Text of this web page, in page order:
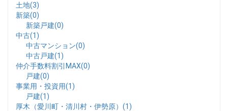
土地(3)
新築(0)
新築戸建(0)
中古(1)
中古マンション(0)
中古戸建(1)
仲介手数料割引MAX(0)
戸建(0)
事業用・投資用(1)
戸建(1)
厚木（愛川町・清川村・伊勢原）(1)